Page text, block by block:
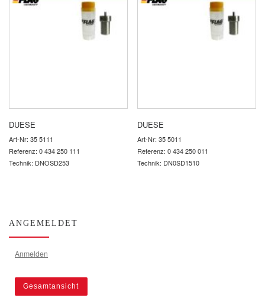
DUESE
Art-Nr: 35 5111
Referenz: 0 434 250 111
Technik: DNOSD253
DUESE
Art-Nr: 35 5011
Referenz: 0 434 250 011
Technik: DN0SD1510
ANGEMELDET
Anmelden
Gesamtansicht